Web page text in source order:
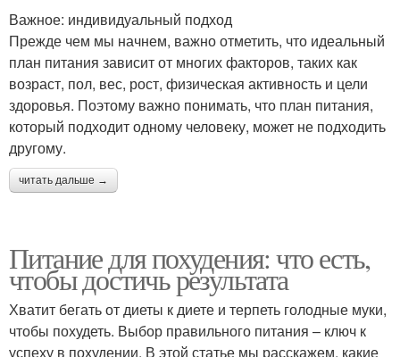
Важное: индивидуальный подход
Прежде чем мы начнем, важно отметить, что идеальный
план питания зависит от многих факторов, таких как
возраст, пол, вес, рост, физическая активность и цели
здоровья. Поэтому важно понимать, что план питания,
который подходит одному человеку, может не подходить
другому.
читать дальше →
Питание для похудения: что есть,
чтобы достичь результата
Хватит бегать от диеты к диете и терпеть голодные муки,
чтобы похудеть. Выбор правильного питания – ключ к
успеху в похудении. В этой статье мы расскажем, какие